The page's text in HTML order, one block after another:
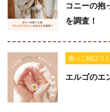
コニーの抱
を調査！
抱っこ紐口コミ
エルゴのエ